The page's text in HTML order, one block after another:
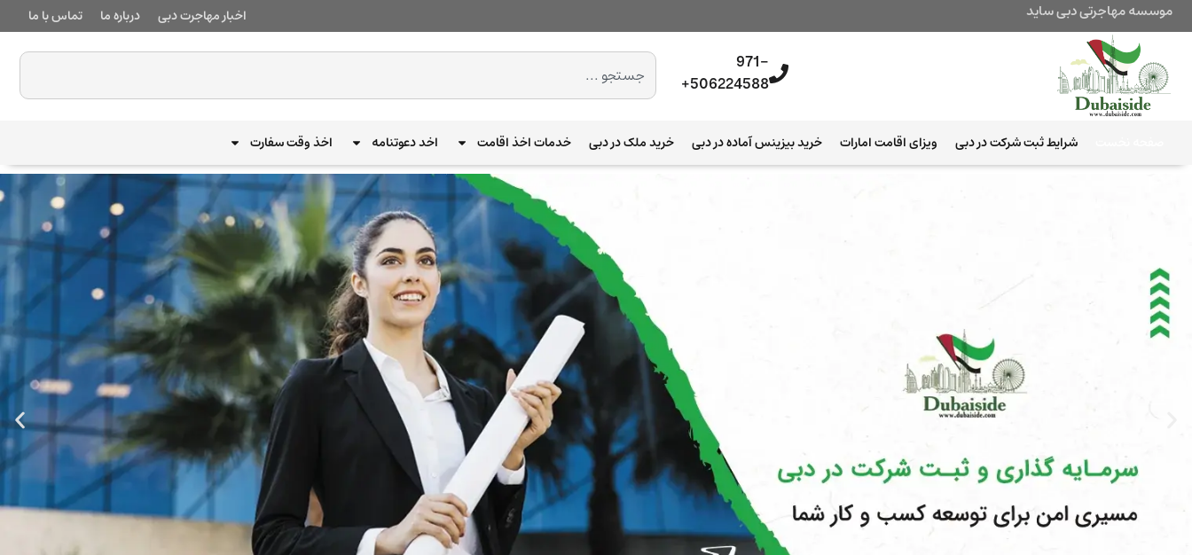
موسسه مهاجرتی دبی ساید اخبار مهاجرت دبی درباره ما تماس با ما
971-
506224588+
شرایط ثبت شرکت در دبی ویزای اقامت امارات خرید بیزینس آماده در دبی خرید ملک در دبی خدمات اخذ اقامت اخد دعوتنامه اخذ وقت سفارت